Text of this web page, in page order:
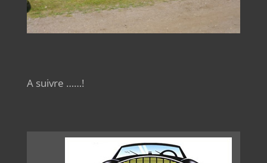
A suivre ……!